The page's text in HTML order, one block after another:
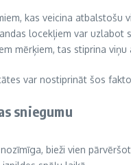
kas veicina atbalstošu
locekļiem var uzlabot
mērķiem, tas stiprina
var nostiprināt šos
sniegumu
bieži vien